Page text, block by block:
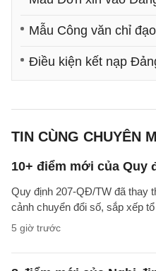
Mẫu Công văn chỉ
Điều kiện kết nạp
TIN CÙNG CHUYÊN
10+ điểm mới của Quy
Quy định 207-QĐ/TW đã thay
cảnh chuyển đổi số, sắp xếp
5 giờ trước